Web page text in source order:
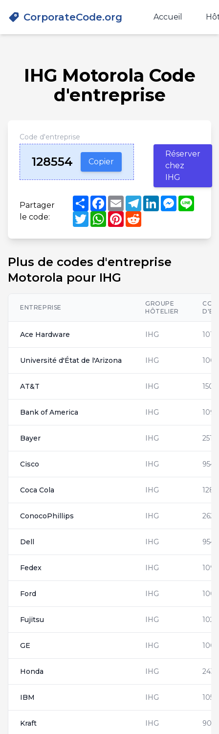
CorporateCode.org Accueil
IHG Motorola Code
d'entreprise
Code d'entreprise
128554 Copier
Réserver
chez
IHG
Partager
le code:
ShareFacebook
EmailTelegram
LinkedInMessenger
Line
TwitterWhatsApp
Pinterest
Reddit
Plus de codes d'entreprise
Motorola pour IHG
ENTREPRISE
GROUPE
HÔTELIER
Ace Hardware IHG
Université d'État de l'Arizona IHG
AT&T IHG
Bank of America IHG
Bayer IHG
Cisco IHG
Coca Cola IHG
ConocoPhillips IHG
Dell IHG
Fedex IHG
Ford IHG
Fujitsu IHG
GE IHG
Honda IHG
IBM IHG
Kraft IHG